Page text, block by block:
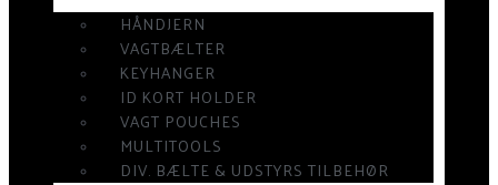
HÅNDJERN
VAGTBÆLTER
KEYHANGER
ID KORT HOLDER
VAGT POUCHES
MULTITOOLS
DIV. BÆLTE & UDSTYRS TILBEHØR